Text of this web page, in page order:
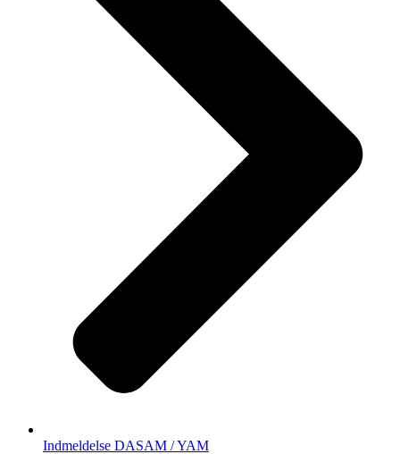
Indmeldelse DASAM / YAM